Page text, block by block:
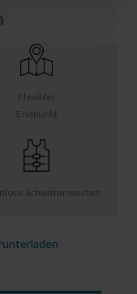
Schwimmwesten
Flexibler
Endpunkt